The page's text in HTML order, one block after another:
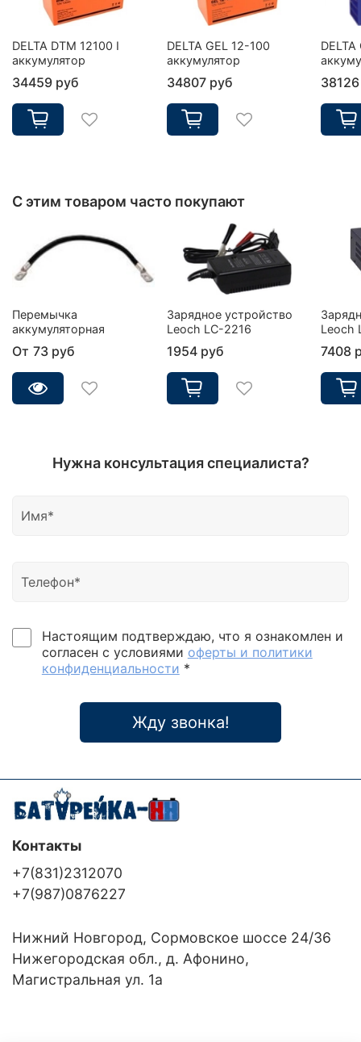
DELTA DTM 12100 I
аккумулятор
34459 руб
DELTA GEL 12-100
аккумулятор
34807 руб
С этим товаром часто покупают
Перемычка
аккумуляторная
От 73 руб
Зарядное устройство
Leoch LC-2216
1954 руб
Leoch
7408
Нужна консультация специалиста?
Настоящим подтверждаю, что я ознакомлен и
согласен с условиями оферты и политики
конфиденциальности *
Жду звонка!
Контакты
+7(831)2312070
+7(987)0876227
Нижний Новгород, Сормовское шоссе 24/36
Нижегородская обл., д. Афонино,
Магистральная ул. 1а